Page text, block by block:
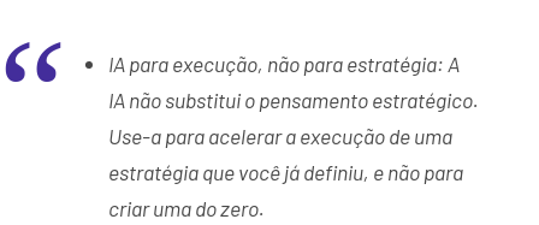
IA para execução, não para estratégia: A
IA não substitui o pensamento estratégico.
Use-a para acelerar a execução de uma
estratégia que você já definiu, e não para
criar uma do zero.